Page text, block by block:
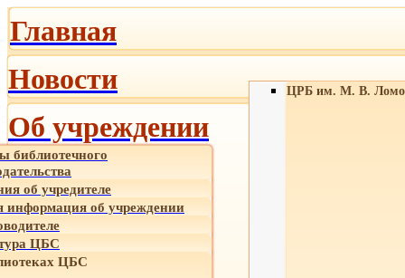
Главная
Новости
Об учреждении
библиотечного
об учредителе
об учреждении
ЦБС
ЦБС
ЦРБ им. М. В.